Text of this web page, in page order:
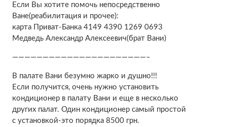
Если Вы хотите помочь непосредственно
Ване(реабилитация и прочее):
карта Приват-Банка 4149 4390 1269 0693
Медведь Александр Алексеевич(брат Вани)
——————————————————————–
В палате Вани безумно жарко и душно!!!
Если получится, очень нужно установить
кондиционер в палату Вани и еще в несколько
других палат. Один кондиционер самый простой
с установкой-это порядка 8500 грн.